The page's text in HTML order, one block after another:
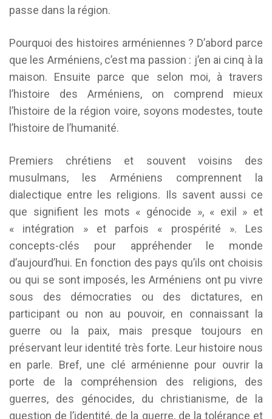
passe dans la région.
Pourquoi des histoires arméniennes ? D’abord parce
que les Arméniens, c’est ma passion : j’en ai cinq à la
maison. Ensuite parce que selon moi, à travers
l’histoire des Arméniens, on comprend mieux
l’histoire de la région voire, soyons modestes, toute
l’histoire de l’humanité.
Premiers chrétiens et souvent voisins des
musulmans, les Arméniens comprennent la
dialectique entre les religions. Ils savent aussi ce
que signifient les mots « génocide », « exil » et
« intégration » et parfois « prospérité ». Les
concepts-clés pour appréhender le monde
d’aujourd’hui. En fonction des pays qu’ils ont choisis
ou qui se sont imposés, les Arméniens ont pu vivre
sous des démocraties ou des dictatures, en
participant ou non au pouvoir, en connaissant la
guerre ou la paix, mais presque toujours en
préservant leur identité très forte. Leur histoire nous
en parle. Bref, une clé arménienne pour ouvrir la
porte de la compréhension des religions, des
guerres, des génocides, du christianisme, de la
question de l’identité, de la guerre, de la tolérance et